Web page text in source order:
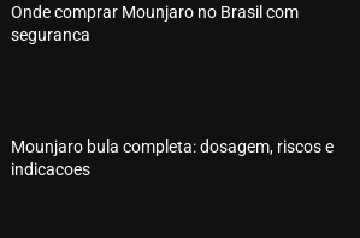
Onde comprar Mounjaro no Brasil com
seguranca
Mounjaro bula completa: dosagem, riscos e
indicacoes